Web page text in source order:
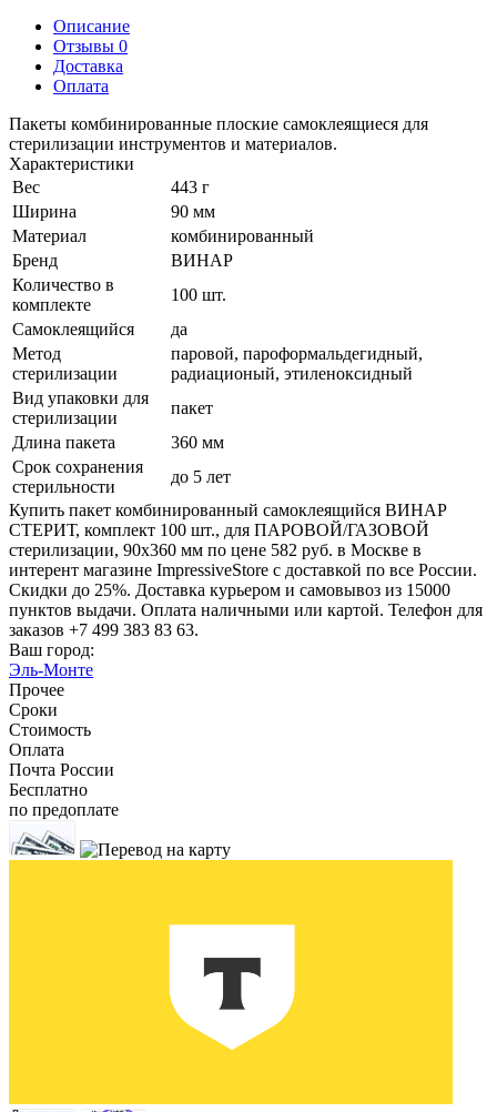
Описание
Отзывы 0
Доставка
Оплата
Пакеты комбинированные плоские самоклеящиеся для
стерилизации инструментов и материалов.
Характеристики
Вес
443 г
Ширина
90 мм
Материал
комбинированный
Бренд
ВИНАР
Количество в
комплекте
100 шт.
Самоклеящийся
да
Метод
стерилизации
паровой, пароформальдегидный,
радиационый, этиленоксидный
Вид упаковки для
стерилизации
пакет
Длина пакета
360 мм
Срок сохранения
стерильности
до 5 лет
Купить пакет комбинированный самоклеящийся ВИНАР
СТЕРИТ, комплект 100 шт., для ПАРОВОЙ/ГАЗОВОЙ
стерилизации, 90х360 мм по цене 582 руб. в Москве в
интерент магазине ImpressiveStore с доставкой по все России.
Скидки до 25%. Доставка курьером и самовывоз из 15000
пунктов выдачи. Оплата наличными или картой. Телефон для
заказов +7 499 383 83 63.
Ваш город:
Эль-Монте
Прочее
Сроки
Стоимость
Оплата
Почта России
Бесплатно
по предоплате